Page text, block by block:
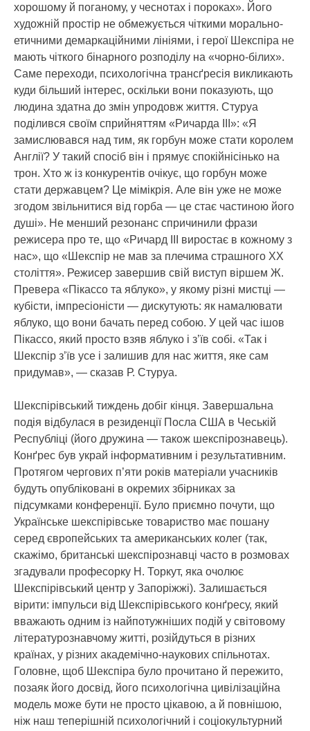
хорошому й поганому, у чеснотах і пороках». Його
художній простір не обмежується чіткими морально-
етичними демаркаційними лініями, і герої Шекспіра не
мають чіткого бінарного розподілу на «чорно-білих».
Саме переходи, психологічна трансґресія викликають
куди більший інтерес, оскільки вони показують, що
людина здатна до змін упродовж життя. Стуруа
поділився своїм сприйняттям «Ричарда ІІІ»: «Я
замислювався над тим, як горбун може стати королем
Англії? У такий спосіб він і прямує спокійнісінько на
трон. Хто ж із конкурентів очікує, що горбун може
стати державцем? Це мімікрія. Але він уже не може
згодом звільнитися від горба — це стає частиною його
душі». Не менший резонанс спричинили фрази
режисера про те, що «Ричард ІІІ виростає в кожному з
нас», що «Шекспір не мав за плечима страшного ХХ
століття». Режисер завершив свій виступ віршем Ж.
Превера «Пікассо та яблуко», у якому різні мистці —
кубісти, імпресіоністи — дискутують: як намалювати
яблуко, що вони бачать перед собою. У цей час ішов
Пікассо, який просто взяв яблуко і з’їв собі. «Так і
Шекспір з’їв усе і залишив для нас життя, яке сам
придумав», — сказав Р. Стуруа.
Шекспірівський тиждень добіг кінця. Завершальна
подія відбулася в резиденції Посла США в Чеській
Республіці (його дружина — також шекспірознавець).
Конґрес був украй інформативним і результативним.
Протягом чергових п’яти років матеріали учасників
будуть опубліковані в окремих збірниках за
підсумками конференції. Було приємно почути, що
Українське шекспірівське товариство має пошану
серед європейських та американських колег (так,
скажімо, британські шекспірознавці часто в розмовах
згадували професорку Н. Торкут, яка очолює
Шекспірівський центр у Запоріжжі). Залишається
вірити: імпульси від Шекспірівського конґресу, який
вважають одним із найпотужніших подій у світовому
літературознавчому житті, розійдуться в різних
країнах, у різних академічно-наукових спільнотах.
Головне, щоб Шекспіра було прочитано й пережито,
позаяк його досвід, його психологічна цивілізаційна
модель може бути не просто цікавою, а й повнішою,
ніж наш теперішній психологічний і соціокультурний